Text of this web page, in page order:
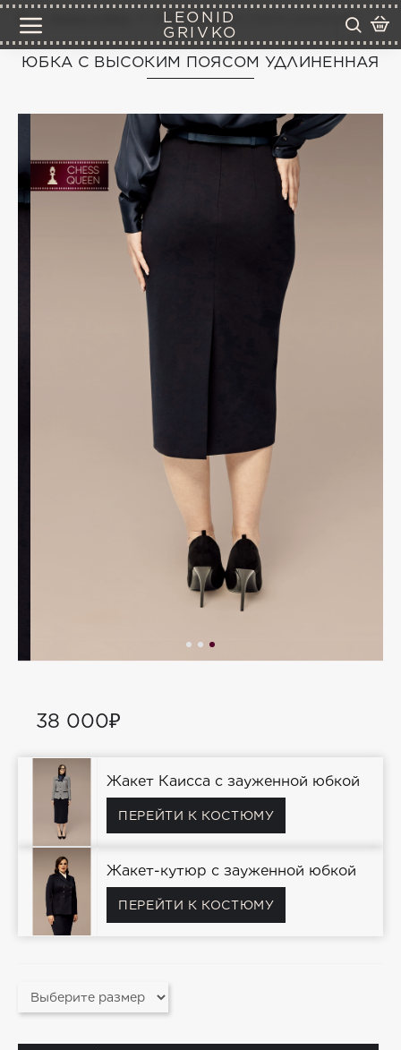
LEONID
GRIVKO
юбка с высоким поясом удлиненная
ЮБКА С ВЫСОКИМ ПОЯСОМ УДЛИНЕННАЯ
38 000₽
Жакет Каисса с зауженной юбкой
ПЕРЕЙТИ К КОСТЮМУ
Жакет-кутюр с зауженной юбкой
ПЕРЕЙТИ К КОСТЮМУ